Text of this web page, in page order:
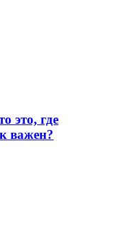
это, где
важен?